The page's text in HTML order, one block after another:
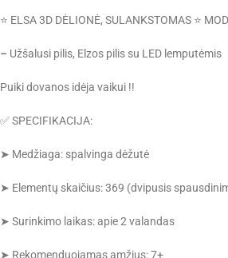
⭐ ELSA 3D DĖLIONĖ, SULANKSTOMAS ⭐
– Užšalusi pilis, Elzos pilis su LED lemputėmis
Puiki dovanos idėja vaikui !!
✅ SPECIFIKACIJA:
➤ Medžiaga: spalvinga dėžutė
➤ Elementų skaičius: 369 (dvipusis
➤ Surinkimo laikas: apie 2 valandas
➤ Rekomenduojamas amžius: 7+